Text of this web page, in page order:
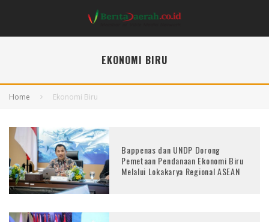
EKONOMI BIRU
Home Ekonomi Biru
Bappenas dan UNDP Dorong
Pemetaan Pendanaan Ekonomi Biru
Melalui Lokakarya Regional ASEAN